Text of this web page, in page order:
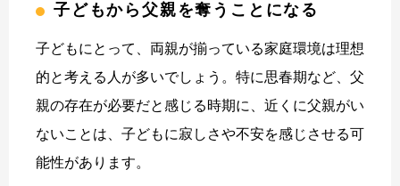
子どもから父親を奪うことになる
子どもにとって、両親が揃っている家庭環境は理想
的と考える人が多いでしょう。特に思春期など、父
親の存在が必要だと感じる時期に、近くに父親がい
ないことは、子どもに寂しさや不安を感じさせる可
能性があります。